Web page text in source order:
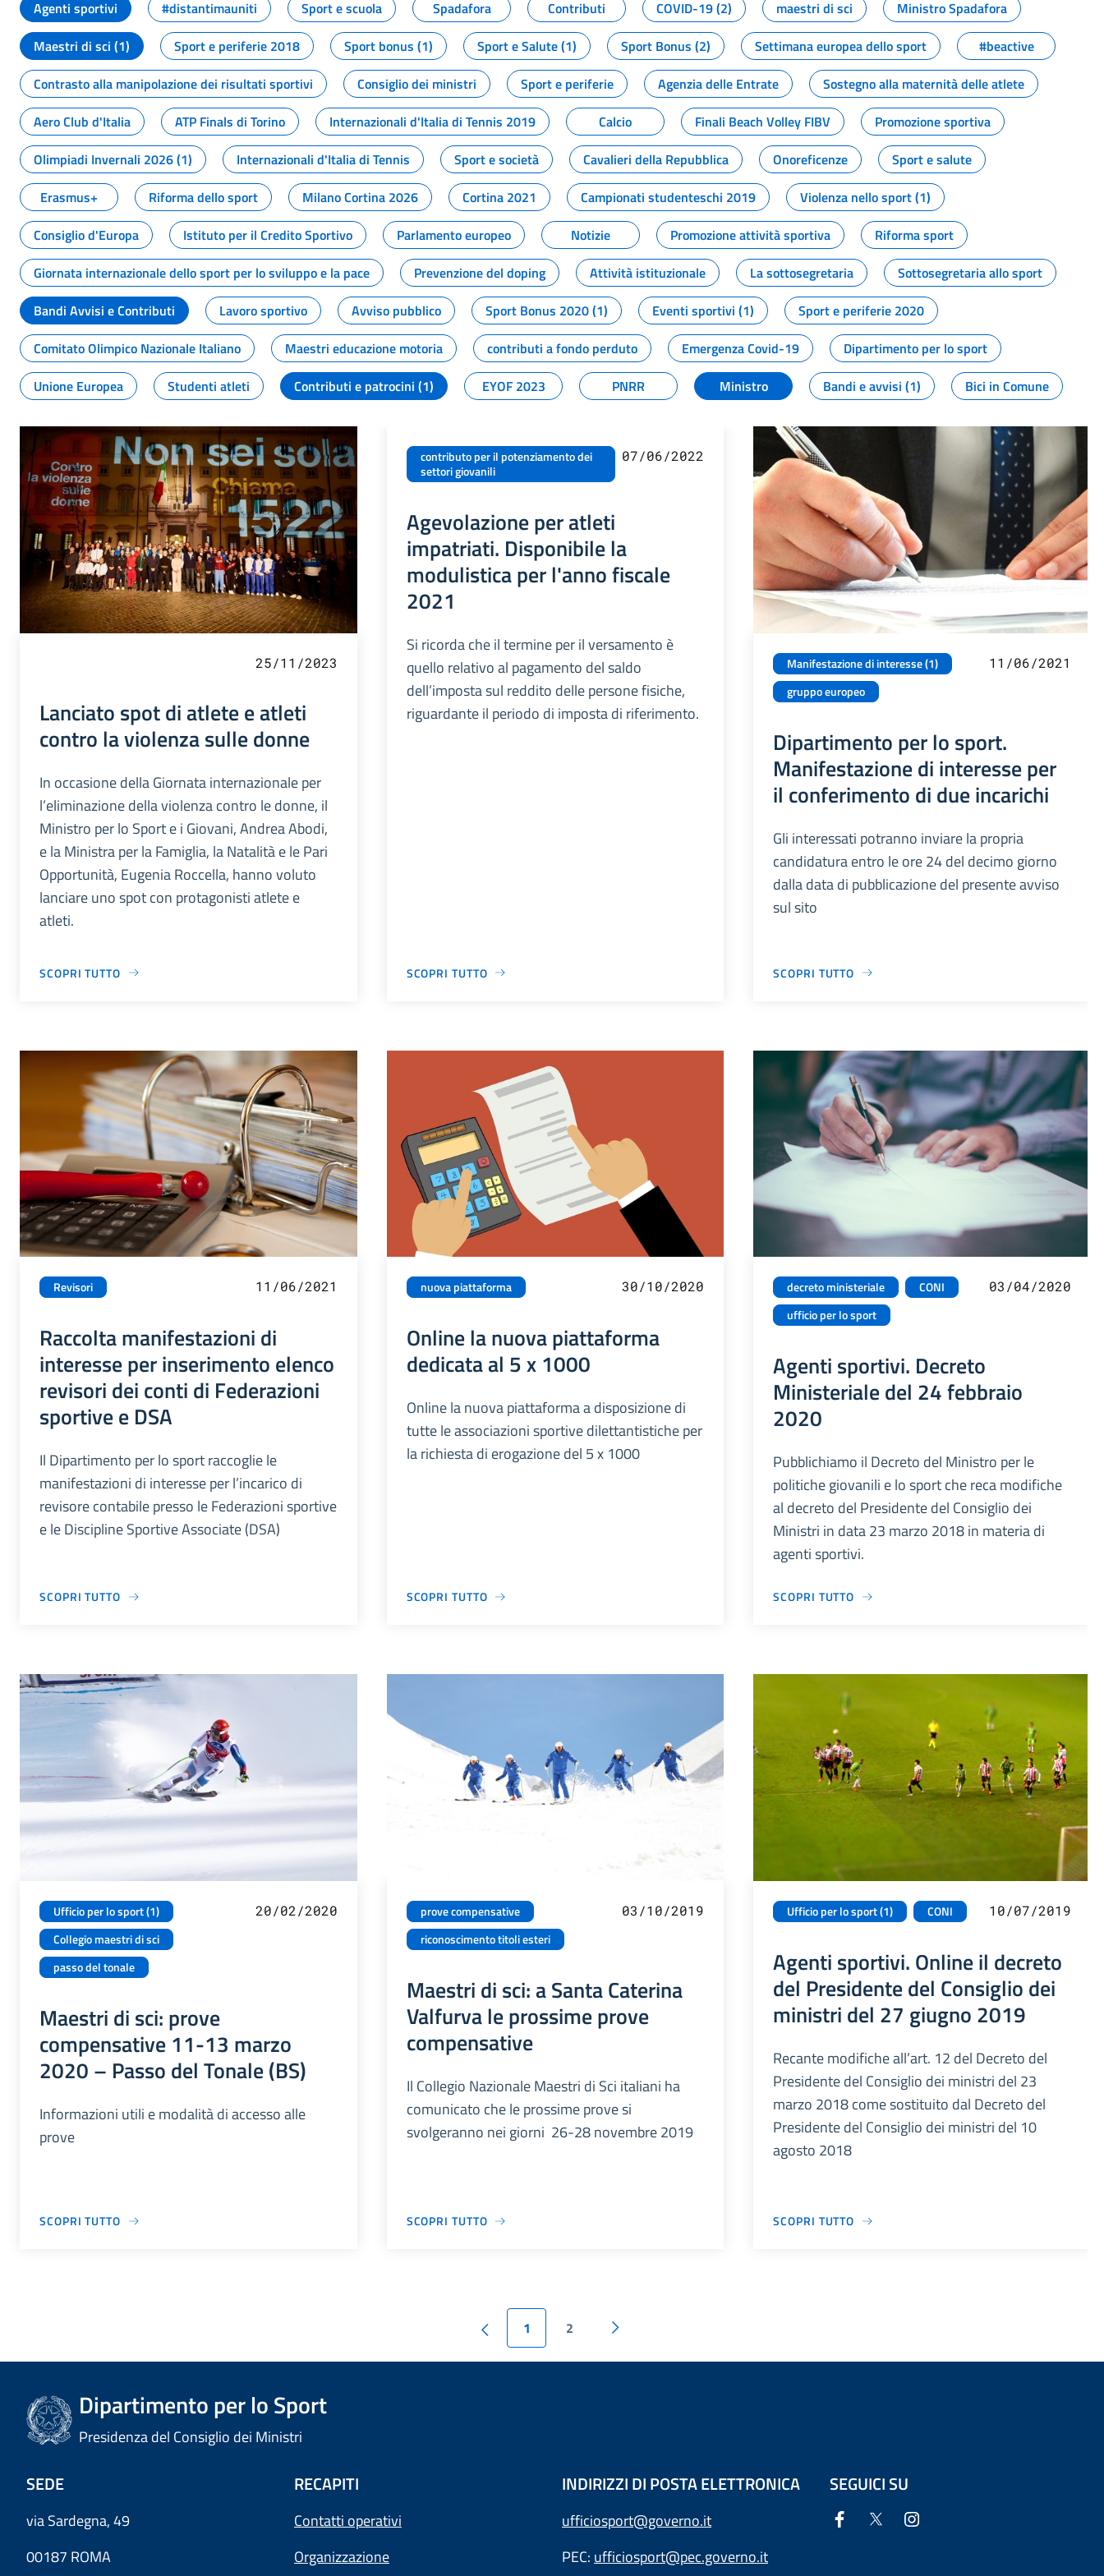
Agenti sportivi
#distantimauniti Sport e scuola Spadafora Contributi COVID-19 (2) maestri di sci
Ministro Spadafora
Maestri di sci (1)
Sport e periferie 2018 Sport bonus (1) Sport e Salute (1) Sport Bonus (2) Settimana europea dello sport
#beactive
Contrasto alla manipolazione dei risultati sportivi
Consiglio dei ministri Sport e periferie Agenzia delle Entrate
Sostegno alla maternità delle atlete
Aero Club d'Italia
ATP Finals di Torino Internazionali d'Italia di Tennis 2019 Calcio Finali Beach Volley FIBV
Promozione sportiva
Olimpiadi Invernali 2026 (1)
Internazionali d'Italia di Tennis Sport e società Cavalieri della Repubblica Onoreficenze
Sport e salute
Erasmus+
Riforma dello sport Milano Cortina 2026 Cortina 2021 Campionati studenteschi 2019
Violenza nello sport (1)
Consiglio d'Europa
Istituto per il Credito Sportivo Parlamento europeo Notizie Promozione attività sportiva
Riforma sport
Giornata internazionale dello sport per lo sviluppo e la pace
Prevenzione del doping Attività istituzionale La sottosegretaria
Sottosegretaria allo sport
Bandi Avvisi e Contributi
Lavoro sportivo Avviso pubblico Sport Bonus 2020 (1) Eventi sportivi (1)
Sport e periferie 2020
Comitato Olimpico Nazionale Italiano
Maestri educazione motoria contributi a fondo perduto Emergenza Covid-19
Dipartimento per lo sport
Unione Europea
Studenti atleti Contributi e patrocini (1) EYOF 2023 PNRR Ministro Bandi e avvisi (1) Bici in Comune
25/11/2023
Lanciato spot di atlete e atleti
contro la violenza sulle donne
In occasione della Giornata internazionale per
l’eliminazione della violenza contro le donne, il
Ministro per lo Sport e i Giovani, Andrea Abodi,
e la Ministra per la Famiglia, la Natalità e le Pari
Opportunità, Eugenia Roccella, hanno voluto
lanciare uno spot con protagonisti atlete e
atleti.
SCOPRI TUTTO
contributo per il potenziamento dei
settori giovanili
07/06/2022
Agevolazione per atleti
impatriati. Disponibile la
modulistica per l'anno fiscale
2021
Si ricorda che il termine per il versamento è
quello relativo al pagamento del saldo
dell’imposta sul reddito delle persone fisiche,
riguardante il periodo di imposta di riferimento.
SCOPRI TUTTO
Manifestazione di interesse (1)
gruppo europeo
11/06/2021
Dipartimento per lo sport.
Manifestazione di interesse per
il conferimento di due incarichi
Gli interessati potranno inviare la propria
candidatura entro le ore 24 del decimo giorno
dalla data di pubblicazione del presente avviso
sul sito
SCOPRI TUTTO
Revisori 11/06/2021
Raccolta manifestazioni di
interesse per inserimento elenco
revisori dei conti di Federazioni
sportive e DSA
Il Dipartimento per lo sport raccoglie le
manifestazioni di interesse per l’incarico di
revisore contabile presso le Federazioni sportive
e le Discipline Sportive Associate (DSA)
SCOPRI TUTTO
nuova piattaforma 30/10/2020
Online la nuova piattaforma
dedicata al 5 x 1000
Online la nuova piattaforma a disposizione di
tutte le associazioni sportive dilettantistiche per
la richiesta di erogazione del 5 x 1000
SCOPRI TUTTO
decreto ministeriale
CONI
ufficio per lo sport
03/04/2020
Agenti sportivi. Decreto
Ministeriale del 24 febbraio
2020
Pubblichiamo il Decreto del Ministro per le
politiche giovanili e lo sport che reca modifiche
al decreto del Presidente del Consiglio dei
Ministri in data 23 marzo 2018 in materia di
agenti sportivi.
SCOPRI TUTTO
Ufficio per lo sport (1)
Collegio maestri di sci
passo del tonale
20/02/2020
Maestri di sci: prove
compensative 11-13 marzo
2020 – Passo del Tonale (BS)
Informazioni utili e modalità di accesso alle
prove
SCOPRI TUTTO
prove compensative
riconoscimento titoli esteri
03/10/2019
Maestri di sci: a Santa Caterina
Valfurva le prossime prove
compensative
Il Collegio Nazionale Maestri di Sci italiani ha
comunicato che le prossime prove si
svolgeranno nei giorni 26-28 novembre 2019
SCOPRI TUTTO
Ufficio per lo sport (1) CONI 10/07/2019
Agenti sportivi. Online il decreto
del Presidente del Consiglio dei
ministri del 27 giugno 2019
Recante modifiche all’art. 12 del Decreto del
Presidente del Consiglio dei ministri del 23
marzo 2018 come sostituito dal Decreto del
Presidente del Consiglio dei ministri del 10
agosto 2018
SCOPRI TUTTO
1 2
Dipartimento per lo Sport
Presidenza del Consiglio dei Ministri
SEDE
via Sardegna, 49
00187 ROMA
RECAPITI
Contatti operativi
Organizzazione
INDIRIZZI DI POSTA ELETTRONICA
ufficiosport@governo.it
PEC: ufficiosport@pec.governo.it
SEGUICI SU